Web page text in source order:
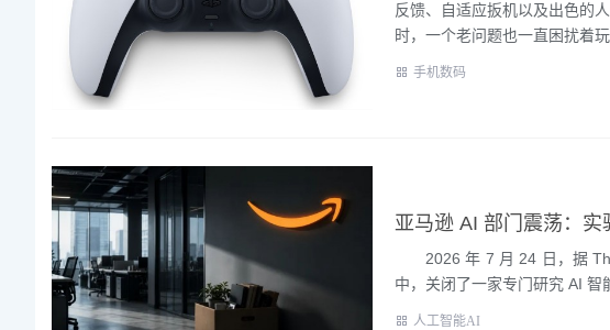
反馈、自适应扳机以及出色
时，一个老问题也一直困扰着
手机数码
亚马逊 AI 部门震荡：
2026 年 7 月 24 日，据 The
中，关闭了一家专门研究 AI
人工智能AI